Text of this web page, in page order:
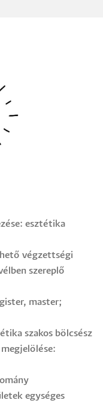
esztétika
végzettségi
szereplő
master;
szakos bölcsész
egységes